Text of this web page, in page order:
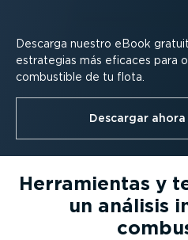
Descarga nuestro eBook
estrategias más eficaces para
combustible de tu flota.
Descargar ahora
Herra­mientas y
un análisis